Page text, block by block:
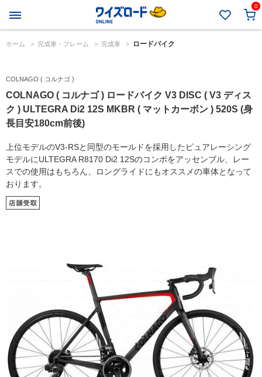
0
ホーム > 完成車・フレーム > 完成車 > ロードバイク
COLNAGO ( コルナゴ )
COLNAGO ( コルナゴ ) ロードバイク V3 DISC ( V3 ディス
ク ) ULTEGRA Di2 12S MKBR ( マットカーボン ) 520S (身
長目安180cm前後)
上位モデルのV3-RSと同型のモールドを採用したピュアレーシング
モデルにULTEGRA R8170 Di2 12Sのコンポをアッセンブル、レー
スでの使用はもちろん、ロングライドにもオススメの車体となって
おります。